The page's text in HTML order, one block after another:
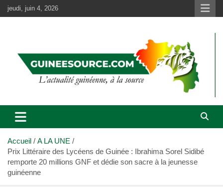
Aller
au
jeudi, juin 4, 2026
Accueil
A LA UNE
Prix Littéraire des Lycéens de Guinée : Ibrahima Sorel Sidibé
remporte 20 millions GNF et dédie son sacre à la jeunesse
guinéenne